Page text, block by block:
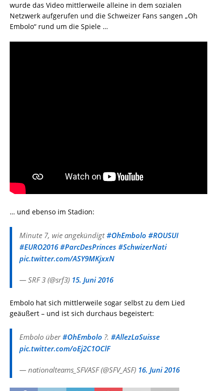
wurde das Video mittlerweile alleine in dem sozialen
Netzwerk aufgerufen und die Schweizer Fans sangen „Oh
Embolo“ rund um die Spiele …
… und ebenso im Stadion:
Minute 7, wie angekündigt#OhEmbolo #ROUSUI
#EURO2016 #ParcDesPrinces #SchwizerNati
pic.twitter.com/ASY9MKjxxN
— SRF 3 (@srf3) 15. Juni 2016
Embolo hat sich mittlerweile sogar selbst zu dem Lied
geäußert – und ist sich durchaus begeistert:
Embolo über#OhEmbolo ?. #AllezLaSuisse
pic.twitter.com/oEj2C1OClF
— nationalteams_SFVASF (@SFV_ASF) 16. Juni 2016